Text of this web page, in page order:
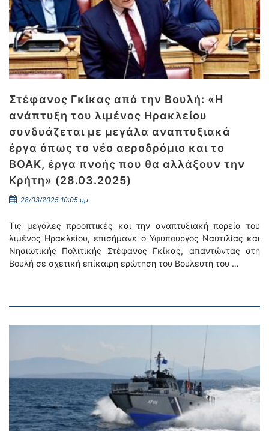
Στέφανος Γκίκας από την Βουλή: «Η
ανάπτυξη του λιμένος Ηρακλείου
συνδυάζεται με μεγάλα αναπτυξιακά
έργα όπως το νέο αεροδρόμιο και το
ΒΟΑΚ, έργα πνοής που θα αλλάξουν την
Κρήτη» (28.03.2025)
28/03/2025 10:05 μμ.
Τις μεγάλες προοπτικές και την αναπτυξιακή πορεία του
λιμένος Ηρακλείου, επισήμανε ο Υφυπουργός Ναυτιλίας και
Νησιωτικής Πολιτικής Στέφανος Γκίκας, απαντώντας στη
Βουλή σε σχετική επίκαιρη ερώτηση του Βουλευτή του …